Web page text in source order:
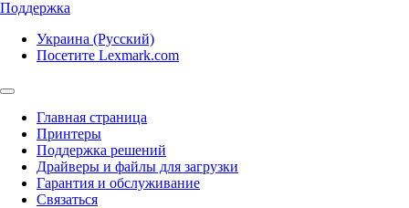
Поддержка
Украина (Русский)
Посетите Lexmark.com
Главная страница
Принтеры
Поддержка решений
Драйверы и файлы для загрузки
Гарантия и обслуживание
Связаться